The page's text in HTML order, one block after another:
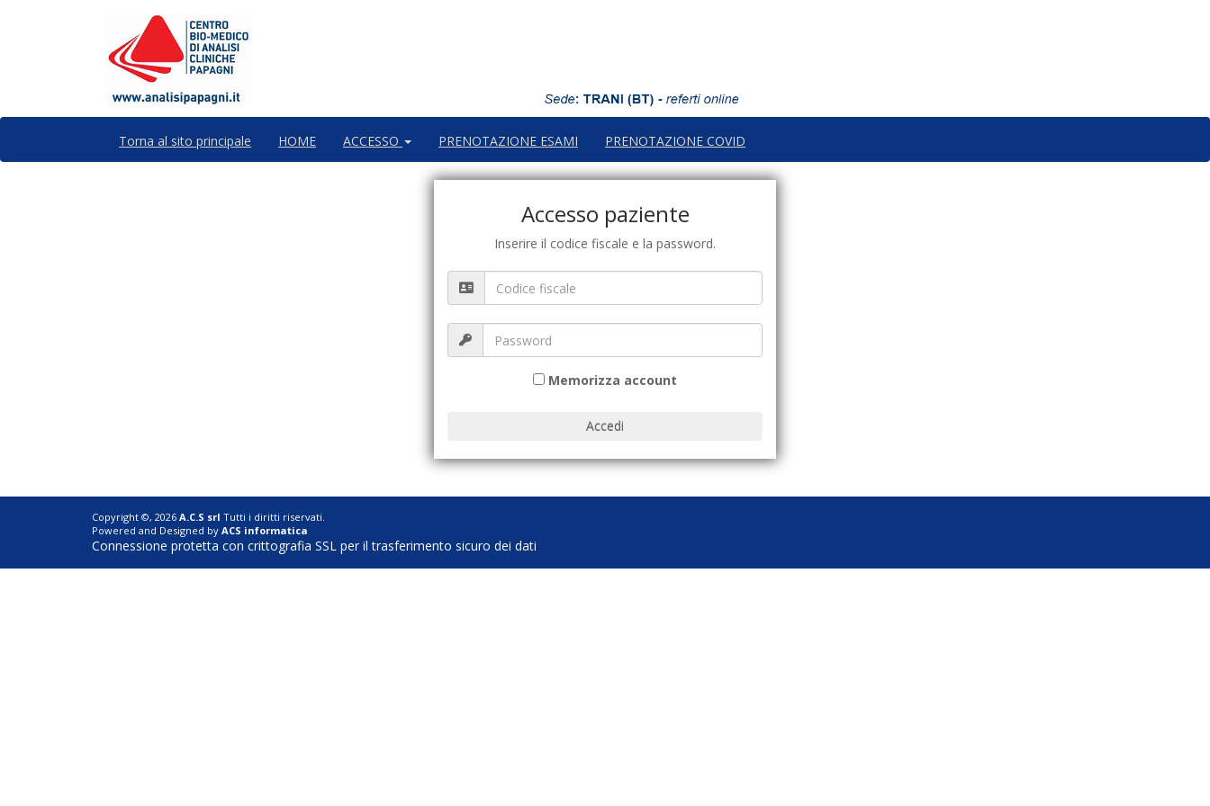
Torna al sito principale HOME ACCESSO PRENOTAZIONE ESAMI PRENOTAZIONE COVID
Accesso paziente
Inserire il codice fiscale e la password.
Memorizza account
Copyright ©, 2026 A.C.S srl Tutti i diritti riservati.
Powered and Designed by ACS informatica
Connessione protetta con crittografia SSL per il trasferimento sicuro dei dati